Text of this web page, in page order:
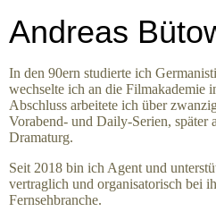
Andreas
In den 90ern studierte ich
wechselte ich an die Filmakademie
Abschluss arbeitete ich über
Vorabend- und Daily-Serien, später
Dramaturg.
Seit 2018 bin ich Agent und
vertraglich und organisatorisch bei
Fernsehbranche.